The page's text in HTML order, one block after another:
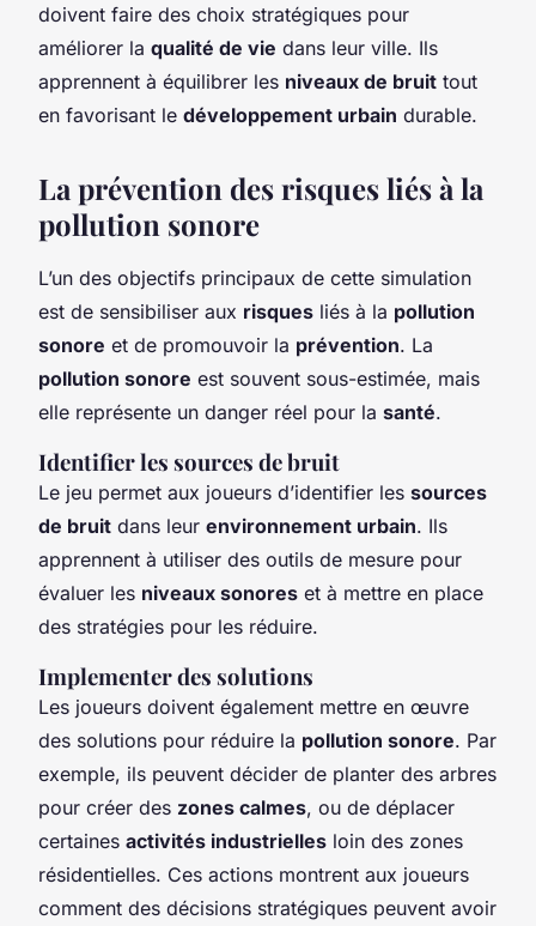
doivent faire des choix stratégiques pour
améliorer la qualité de vie dans leur ville. Ils
apprennent à équilibrer les niveaux de bruit tout
en favorisant le développement urbain durable.
La prévention des risques liés à la
pollution sonore
L’un des objectifs principaux de cette simulation
est de sensibiliser aux risques liés à la pollution
sonore et de promouvoir la prévention. La
pollution sonore est souvent sous-estimée, mais
elle représente un danger réel pour la santé.
Identifier les sources de bruit
Le jeu permet aux joueurs d’identifier les sources
de bruit dans leur environnement urbain. Ils
apprennent à utiliser des outils de mesure pour
évaluer les niveaux sonores et à mettre en place
des stratégies pour les réduire.
Implementer des solutions
Les joueurs doivent également mettre en œuvre
des solutions pour réduire la pollution sonore. Par
exemple, ils peuvent décider de planter des arbres
pour créer des zones calmes, ou de déplacer
certaines activités industrielles loin des zones
résidentielles. Ces actions montrent aux joueurs
comment des décisions stratégiques peuvent avoir